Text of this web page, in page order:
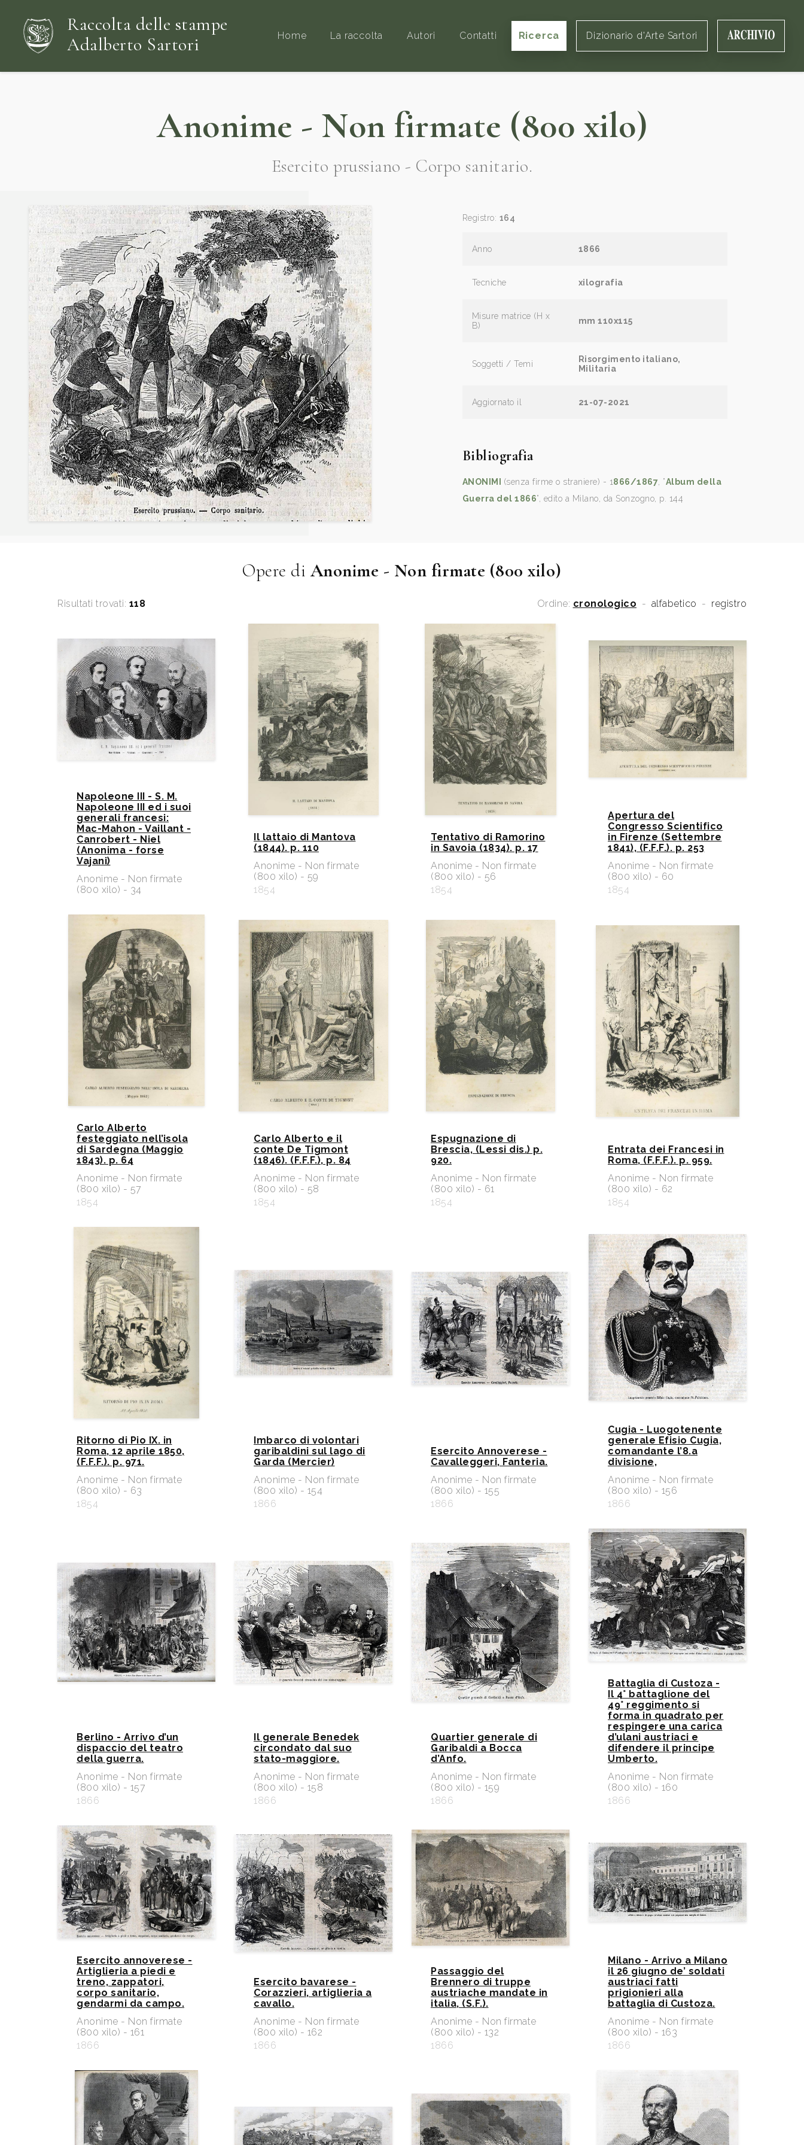
Raccolta delle stampe
Adalberto Sartori
Home La raccolta Autori Contatti Ricerca Dizionario d'Arte Sartori
Anonime - Non firmate (800 xilo)
Esercito prussiano - Corpo sanitario.
Registro: 164
Anno 1866
Tecniche xilografia
Misure matrice (H x
B)
mm 110x115
Soggetti / Temi
Risorgimento italiano,
Militaria
Aggiornato il 21-07-2021
Bibliografia
ANONIMI (senza firme o straniere) - 1866/1867 , ”Album della
Guerra del 1866”, edito a Milano, da Sonzogno, p. 144
Opere diAnonime - Non firmate (800 xilo)
Risultati trovati: 118 Ordine: cronologico - alfabetico - registro
Napoleone III - S. M.
Napoleone III ed i suoi
generali francesi:
Mac-Mahon - Vaillant -
Canrobert - Niel
(Anonima - forse
Vajani)
Anonime - Non firmate
(800 xilo) - 34
Il lattaio di Mantova
(1844). p. 110
Anonime - Non firmate
(800 xilo) - 59
1854
Tentativo di Ramorino
in Savoia (1834). p. 17
Anonime - Non firmate
(800 xilo) - 56
1854
Apertura del
Congresso Scientifico
in Firenze (Settembre
1841), (F.F.F.). p. 253
Anonime - Non firmate
(800 xilo) - 60
1854
Carlo Alberto
festeggiato nell’isola
di Sardegna (Maggio
1843). p. 64
Anonime - Non firmate
(800 xilo) - 57
1854
Carlo Alberto e il
conte De Tigmont
(1846). (F.F.F.), p. 84
Anonime - Non firmate
(800 xilo) - 58
1854
Espugnazione di
Brescia, (Lessi dis.) p.
920.
Anonime - Non firmate
(800 xilo) - 61
1854
Entrata dei Francesi in
Roma, (F.F.F.). p. 959.
Anonime - Non firmate
(800 xilo) - 62
1854
Ritorno di Pio IX. in
Roma, 12 aprile 1850,
(F.F.F.). p. 971.
Anonime - Non firmate
(800 xilo) - 63
1854
Imbarco di volontari
garibaldini sul lago di
Garda (Mercier)
Anonime - Non firmate
(800 xilo) - 154
1866
Esercito Annoverese -
Cavalleggeri, Fanteria.
Anonime - Non firmate
(800 xilo) - 155
1866
Cugia - Luogotenente
generale Efisio Cugia,
comandante l’8.a
divisione,
Anonime - Non firmate
(800 xilo) - 156
1866
Berlino - Arrivo d’un
dispaccio del teatro
della guerra.
Anonime - Non firmate
(800 xilo) - 157
1866
Il generale Benedek
circondato dal suo
stato-maggiore.
Anonime - Non firmate
(800 xilo) - 158
1866
Quartier generale di
Garibaldi a Bocca
d’Anfo.
Anonime - Non firmate
(800 xilo) - 159
1866
Battaglia di Custoza -
Il 4° battaglione del
49° reggimento si
forma in quadrato per
respingere una carica
d’ulani austriaci e
difendere il principe
Umberto.
Anonime - Non firmate
(800 xilo) - 160
1866
Esercito annoverese -
Artiglieria a piedi e
treno, zappatori,
corpo sanitario,
gendarmi da campo.
Anonime - Non firmate
(800 xilo) - 161
1866
Esercito bavarese -
Corazzieri, artiglieria a
cavallo.
Anonime - Non firmate
(800 xilo) - 162
1866
Passaggio del
Brennero di truppe
austriache mandate in
italia, (S.F.).
Anonime - Non firmate
(800 xilo) - 132
1866
Milano - Arrivo a Milano
il 26 giugno de’ soldati
austriaci fatti
prigionieri alla
battaglia di Custoza.
Anonime - Non firmate
(800 xilo) - 163
1866